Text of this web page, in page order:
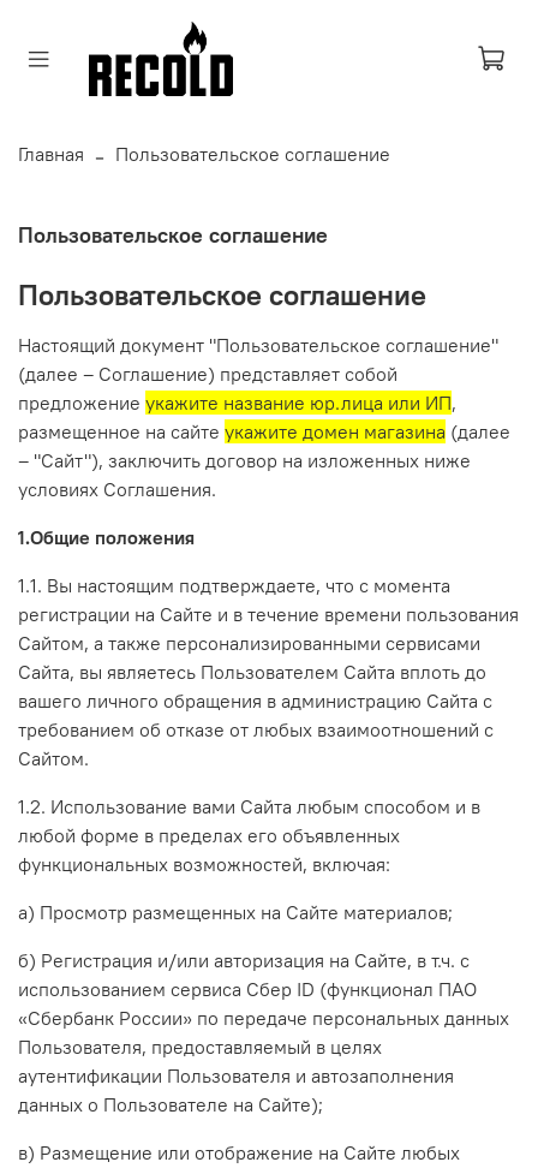
Главная Пользовательское соглашение
Пользовательское соглашение
Пользовательское соглашение
Настоящий документ "Пользовательское соглашение"
(далее – Соглашение) представляет собой
предложение укажите название юр.лица или ИП,
размещенное на сайте укажите домен магазина (далее
– "Сайт"), заключить договор на изложенных ниже
условиях Соглашения.
1.Общие положения
1.1. Вы настоящим подтверждаете, что с момента
регистрации на Сайте и в течение времени пользования
Сайтом, а также персонализированными сервисами
Сайта, вы являетесь Пользователем Сайта вплоть до
вашего личного обращения в администрацию Сайта с
требованием об отказе от любых взаимоотношений с
Сайтом.
1.2. Использование вами Сайта любым способом и в
любой форме в пределах его объявленных
функциональных возможностей, включая:
а) Просмотр размещенных на Сайте материалов;
б) Регистрация и/или авторизация на Сайте, в т.ч. с
использованием сервиса Сбер ID (функционал ПАО
«Сбербанк России» по передаче персональных данных
Пользователя, предоставляемый в целях
аутентификации Пользователя и автозаполнения
данных о Пользователе на Сайте);
в) Размещение или отображение на Сайте любых